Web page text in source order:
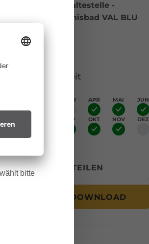
Bushaltestelle -
Erlebnisbad VAL BLU
Höhenprofil
Beste Jahreszeit
MÄR APR MAI JUN
SEP OKT NOV DEZ
TEILEN
GPX DOWNLOAD
bitte